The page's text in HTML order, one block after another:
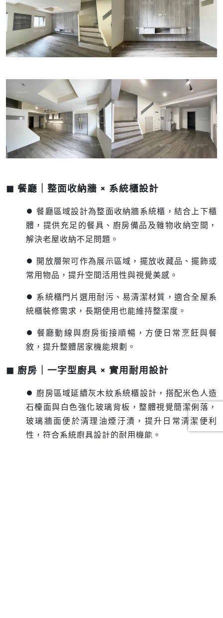
◼ 餐廳｜整面收納牆 × 系統櫃設計
⏺︎ 餐廳區域設計為整面收納牆系統櫃，結合上下櫃
體，提供充足的餐具、廚房備品及雜物收納空間，
解決老屋收納不足問題。
⏺︎ 開放層架可作為展示區域，擺放收藏品、擺飾或
常用物品，提升空間活用性與視覺美感。
⏺︎ 系統櫃門片選用耐污、易清潔材質，適合全屋系
統櫃裝修需求，長期使用也能維持整潔度。
⏺︎ 餐廳動線與廚房銜接順暢，方便日常烹飪與餐
敘，提升整體居家機能規劃。
◼ 廚房｜一字型廚具 × 實用耐用設計
⏺︎ 廚房區域延續灰木紋系統櫃設計，搭配米色人造
石檯面與白色強化玻璃背板，整體視覺簡潔俐落，
玻璃牆面便於清理油煙汙漬，提升日常清潔便利
性，符合系統廚具設計的耐用機能。